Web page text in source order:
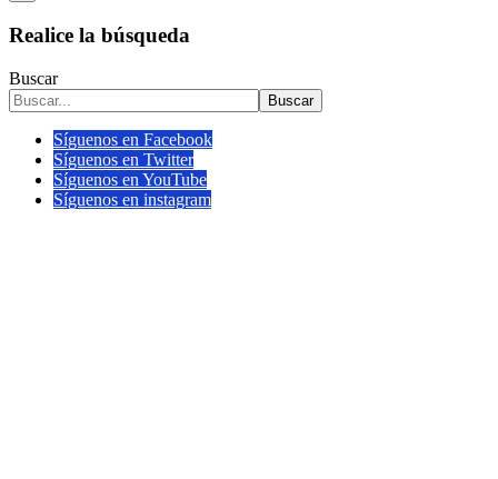
Realice la búsqueda
Buscar
Buscar
Síguenos en Facebook
Síguenos en Twitter
Síguenos en YouTube
Síguenos en instagram